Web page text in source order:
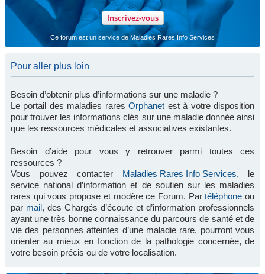
Inscrivez-vous
Ce forum est un service de Maladies Rares Info Services
Pour aller plus loin
Besoin d’obtenir plus d’informations sur une maladie ?
Le portail des maladies raresOrphanet est à votre disposition
pour trouver les informations clés sur une maladie donnée ainsi
que les ressources médicales et associatives existantes.
Besoin d’aide pour vous y retrouver parmi toutes ces
ressources ?
Vous pouvez contacter Maladies Rares Info Services, le
service national d’information et de soutien sur les maladies
rares qui vous propose et modère ce Forum. Partéléphone ou
par mail, des Chargés d’écoute et d’information professionnels
ayant une très bonne connaissance du parcours de santé et de
vie des personnes atteintes d’une maladie rare, pourront vous
orienter au mieux en fonction de la pathologie concernée, de
votre besoin précis ou de votre localisation.